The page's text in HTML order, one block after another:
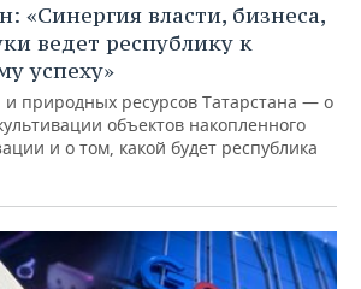
«Синергия власти, бизнеса,
ведет республику к
успеху»
и природных ресурсов Татарстана — о
объектов накопленного
и о том, какой будет республика